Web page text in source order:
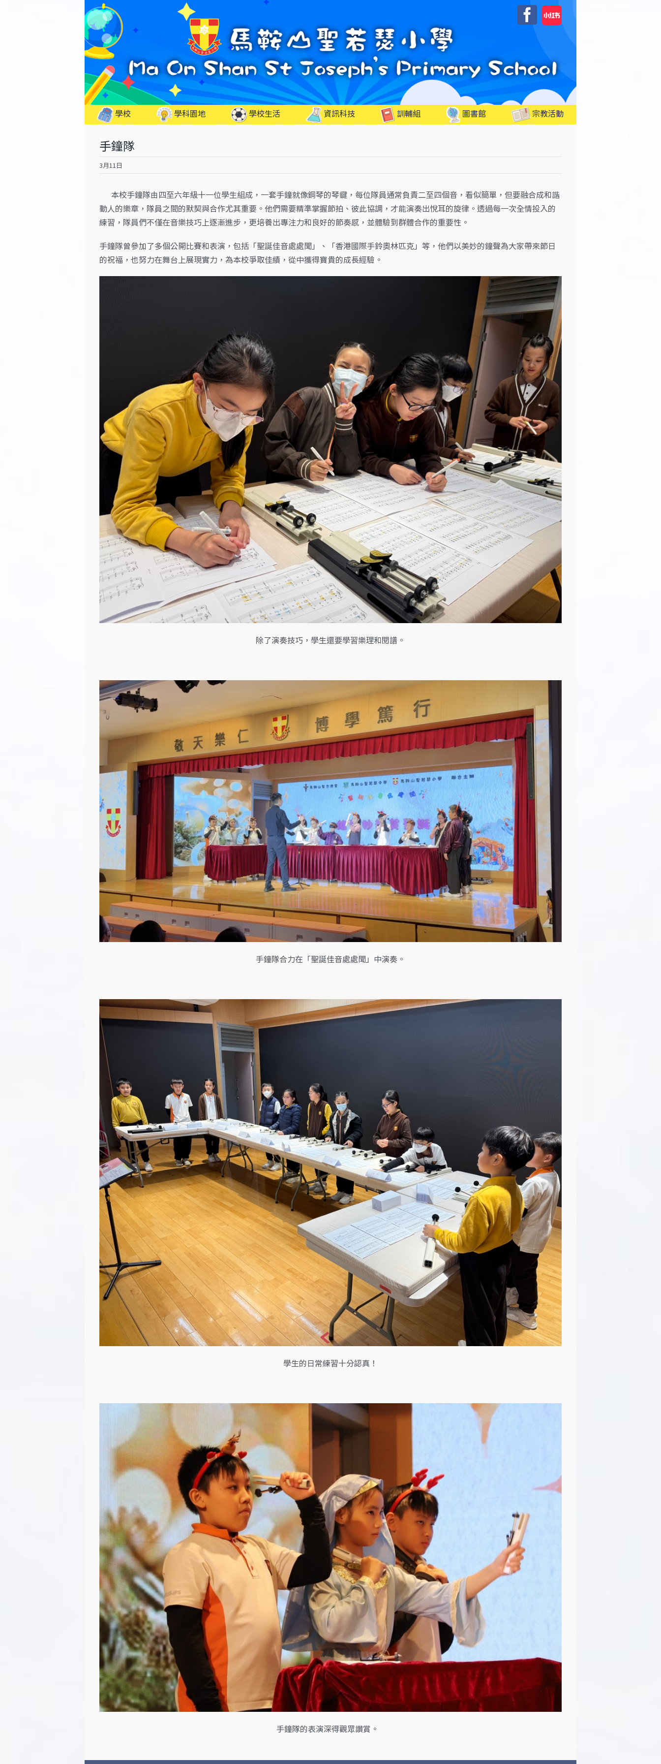
Facebook
自
訂
學校 學科園地 學校生活 資訊科技 訓輔組 圖書館 宗教活動
手鐘隊
3月11日
本校手鐘隊由四至六年級十一位學生組成，一套手鐘就像鋼琴的琴鍵，每位隊員通常負責二至四個音，看似簡單，但要融合成和諧
動人的樂章，隊員之間的默契與合作尤其重要。他們需要精準掌握節拍、彼此協調，才能演奏出悅耳的旋律。透過每一次全情投入的
練習，隊員們不僅在音樂技巧上逐漸進步，更培養出專注力和良好的節奏感，並體驗到群體合作的重要性。
手鐘隊曾參加了多個公開比賽和表演，包括「聖誕佳音處處聞」、「香港國際手鈴奧林匹克」等，他們以美妙的鐘聲為大家帶來節日
的祝福，也努力在舞台上展現實力，為本校爭取佳績，從中獲得寶貴的成長經驗。
除了演奏技巧，學生還要學習樂理和閱譜。
手鐘隊合力在「聖誕佳音處處聞」中演奏。
學生的日常練習十分認真！
手鐘隊的表演深得觀眾讚賞。